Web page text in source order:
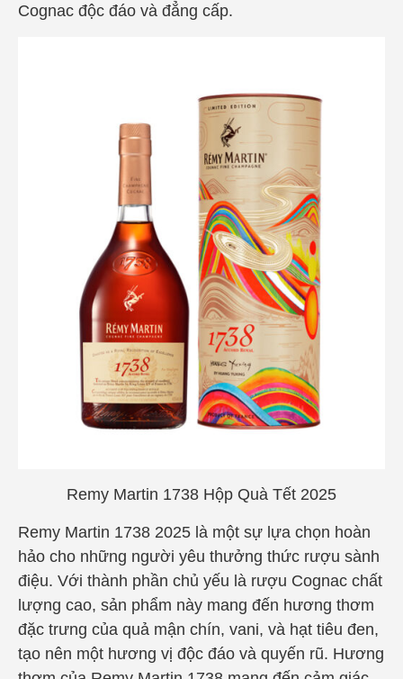
Cognac độc đáo và đẳng cấp.
Remy Martin 1738 Hộp Quà Tết 2025
Remy Martin 1738 2025 là một sự lựa chọn hoàn
hảo cho những người yêu thưởng thức rượu sành
điệu. Với thành phần chủ yếu là rượu Cognac chất
lượng cao, sản phẩm này mang đến hương thơm
đặc trưng của quả mận chín, vani, và hạt tiêu đen,
tạo nên một hương vị độc đáo và quyến rũ. Hương